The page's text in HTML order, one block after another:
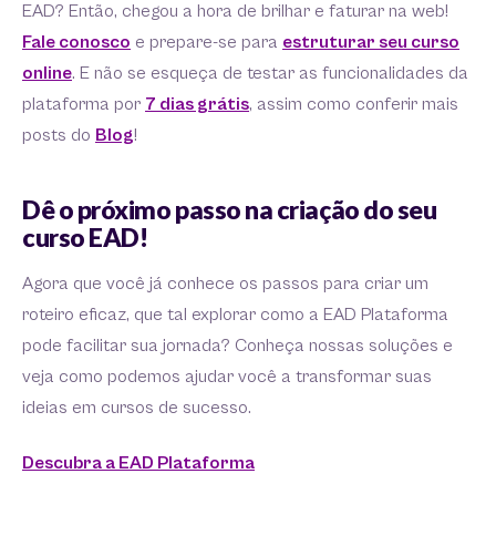
EAD? Então, chegou a hora de brilhar e faturar na web!
Fale conosco e prepare-se para estruturar seu curso
online. E não se esqueça de testar as funcionalidades da
plataforma por 7 dias grátis, assim como conferir mais
posts do Blog!
Dê o próximo passo na criação do seu
curso EAD!
Agora que você já conhece os passos para criar um
roteiro eficaz, que tal explorar como a EAD Plataforma
pode facilitar sua jornada? Conheça nossas soluções e
veja como podemos ajudar você a transformar suas
ideias em cursos de sucesso.
Descubra a EAD Plataforma